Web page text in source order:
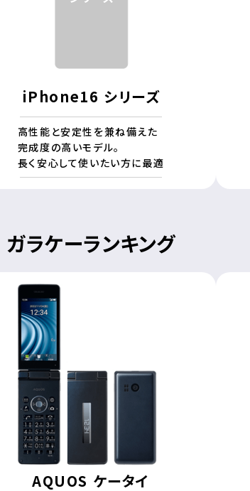
iPhone16 シリーズ
高性能と安定性を兼ね備えた
完成度の高いモデル。
長く安心して使いたい方に最適
ガラケーランキング
AQUOS ケータイ